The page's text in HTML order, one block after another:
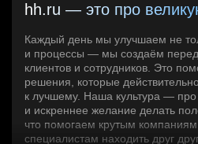
hh.ru — это про
Каждый день мы улучшаем не
и процессы — мы создаём
клиентов и сотрудников. Это
решения, которые
к лучшему. Наша культура — про
и искреннее желание делать
что помогаем крутым
специалистам находить друг